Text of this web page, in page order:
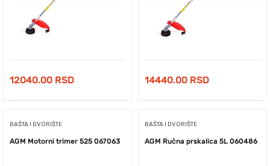
12040.00 RSD 14440.00 RSD
BAŠTA I DVORIŠTE
AGM Motorni trimer 525 067063
BAŠTA I DVORIŠTE
AGM Ručna prskalica 5L 060486